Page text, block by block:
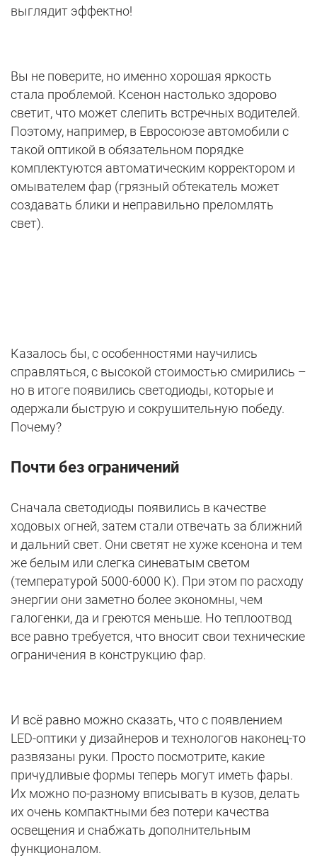
выглядит эффектно!
Вы не поверите, но именно хорошая яркость
стала проблемой. Ксенон настолько здорово
светит, что может слепить встречных водителей.
Поэтому, например, в Евросоюзе автомобили с
такой оптикой в обязательном порядке
комплектуются автоматическим корректором и
омывателем фар (грязный обтекатель может
создавать блики и неправильно преломлять
свет).
Казалось бы, с особенностями научились
справляться, с высокой стоимостью смирились –
но в итоге появились светодиоды, которые и
одержали быструю и сокрушительную победу.
Почему?
Почти без ограничений
Сначала светодиоды появились в качестве
ходовых огней, затем стали отвечать за ближний
и дальний свет. Они светят не хуже ксенона и тем
же белым или слегка синеватым светом
(температурой 5000-6000 К). При этом по расходу
энергии они заметно более экономны, чем
галогенки, да и греются меньше. Но теплоотвод
все равно требуется, что вносит свои технические
ограничения в конструкцию фар.
И всё равно можно сказать, что с появлением
LED-оптики у дизайнеров и технологов наконец-то
развязаны руки. Просто посмотрите, какие
причудливые формы теперь могут иметь фары.
Их можно по-разному вписывать в кузов, делать
их очень компактными без потери качества
освещения и снабжать дополнительным
функционалом.